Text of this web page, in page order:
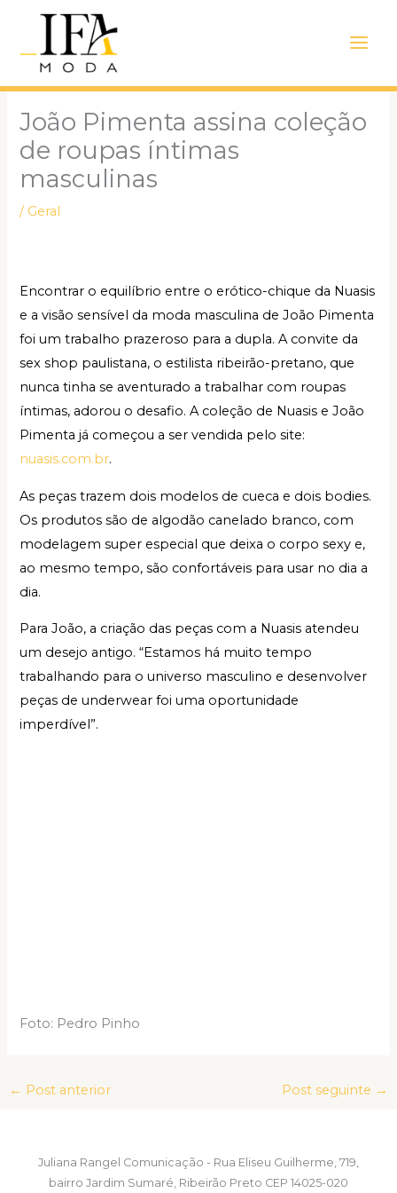
conteúdo
Menu
João Pimenta assina coleção
de roupas íntimas
masculinas
/ Geral
Encontrar o equilíbrio entre o erótico-chique da Nuasis
e a visão sensível da moda masculina de João Pimenta
foi um trabalho prazeroso para a dupla. A convite da
sex shop paulistana, o estilista ribeirão-pretano, que
nunca tinha se aventurado a trabalhar com roupas
íntimas, adorou o desafio. A coleção de Nuasis e João
Pimenta já começou a ser vendida pelo site:
nuasis.com.br.
As peças trazem dois modelos de cueca e dois bodies.
Os produtos são de algodão canelado branco, com
modelagem super especial que deixa o corpo sexy e,
ao mesmo tempo, são confortáveis para usar no dia a
dia.
Para João, a criação das peças com a Nuasis atendeu
um desejo antigo. “Estamos há muito tempo
trabalhando para o universo masculino e desenvolver
peças de underwear foi uma oportunidade
imperdível”.
Foto: Pedro Pinho
← Post anterior Post seguinte →
Juliana Rangel Comunicação - Rua Eliseu Guilherme, 719,
bairro Jardim Sumaré, Ribeirão Preto CEP 14025-020